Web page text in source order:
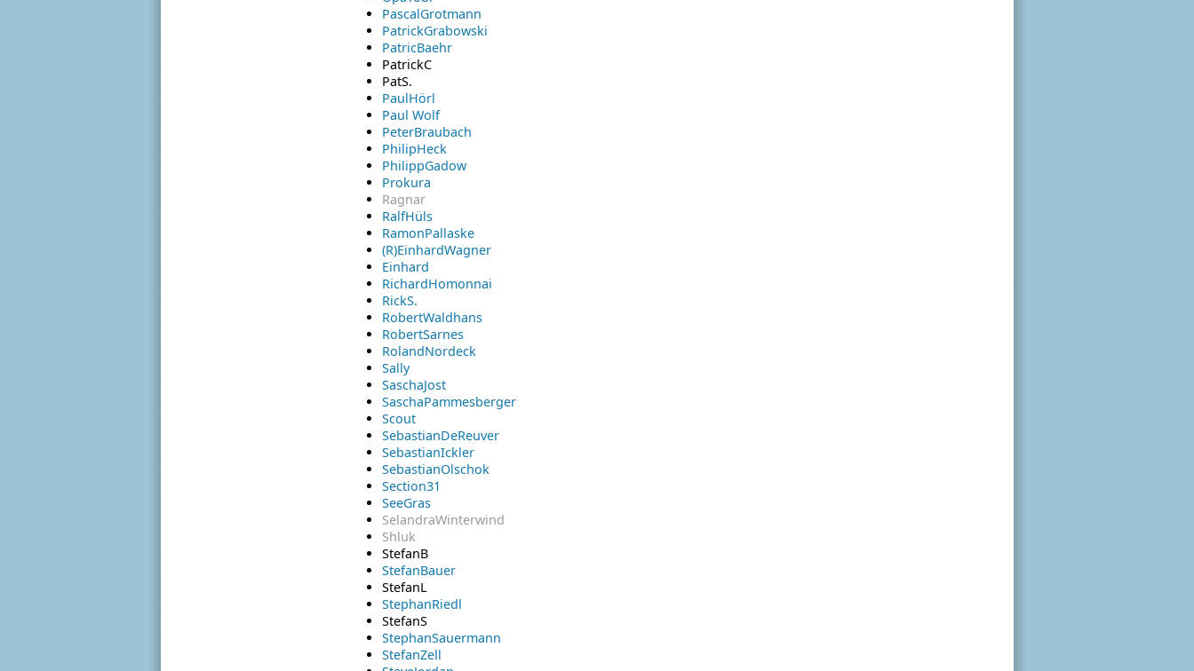
PascalGrotmann
PatrickGrabowski
PatricBaehr
PatrickC
PatS.
PaulHörl
Paul Wolf
PeterBraubach
PhilipHeck
PhilippGadow
Prokura
Ragnar
RalfHüls
RamonPallaske
(R)EinhardWagner
Einhard
RichardHomonnai
RickS.
RobertWaldhans
RobertSarnes
RolandNordeck
Sally
SaschaJost
SaschaPammesberger
Scout
SebastianDeReuver
SebastianIckler
SebastianOlschok
Section31
SeeGras
SelandraWinterwind
Shluk
StefanB
StefanBauer
StefanL
StephanRiedl
StefanS
StephanSauermann
StefanZell